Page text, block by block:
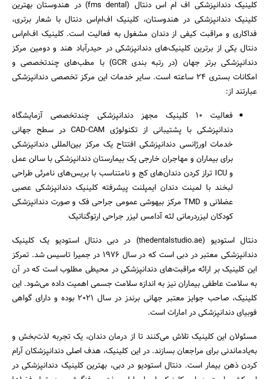
کلینیک دندانپزشکی اف ام اس دنتال (fms dental) در هندوستان بهترین
کلینیک دندانپزشکی در هندوستان، کلینیک اف‌ام‌اس دنتال با شعار برتری،
فداکاری و مراقبت کیفی از دندان مشغول به فعالیت است. کلینیک اف‌ام‌اس
دنتال یکی از برترین کلینیک‌های دندانپزشکی در حیدرآباد هند و دومین مرکز
دندانپزشکی برتر جهان (در رتبه بندی GCR) با مطب‌های چندتخصصی و
امکانات بستری 24 ساعته است. سایر خدمات این مرکز تخصصی دندانپزشکی
عبارتند از:
فعالیت 10 کلینیک مجهز دندانپزشکی چندتخصصی آزمایشگاه
دندانپزشکی با پشتیبانی از تکنولوژی CAD-CAM در سطح جهانی
خدمات اورژانسی دندانپزشکی افتتاح یک مرکز بین‌المللی دندانپزشکی
برای بیماران و مهاجران خارجی یک بیمارستان دندانپزشکی با سالن عمل
و ICU تراز کردن دندان‌های کج و نامتناسب با بریس‌های نامرئی طراحی
لبخند با لمینت دندان ایمپلنت پیشرفته کلینیک دندانپزشکی عصبی
عضلانی و TMD مرکز بیهوشی عمومی جراحی فک و صورت دندانپزشکی
کودکان لیزردرمانی لثه آدامس لیزر جراحی ارتوگناتیک
دنتال استودیو (thedentalstudio.ae) در دبی دنتال استودیو یک کلینیک
دندانپزشکی معتبر در دبی است که در سال 1976 در جمیرا تاسیس شد. تمرکز
این کلینیک بر ارائه مراقبت‌های دندانپزشکی در محیطی مطلوب است که در آن
به سلامت عاطفی بیماران نیز به اندازه سلامت جسمی اهمیت داده می‌شود. این
کلینیک، صاحب جوایز معتبر جهانی برندز در سال 2021 بوده و دارای گواهی
فوبیای دندانپزشکی در امارات است.
مسئولان این کلینیک تلاش می‌کنند تا از درمان دندان، یک تجربه لذت‌بخش و
به‌یادماندنی برای مراجعان بسازند. در این کلینیک، هدف اصلی دندانپزشکان آرام
کردن ذهن بیمار است. دنتال استودیو در دبی، بهترین کلینیک دندانپزشکی در